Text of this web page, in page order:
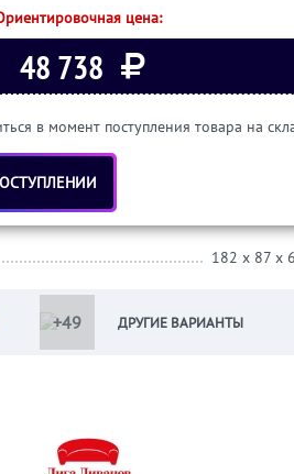
цена:
48 738
в момент поступления товара на
182 x 87 x
+49 ДРУГИЕ ВАРИАНТЫ